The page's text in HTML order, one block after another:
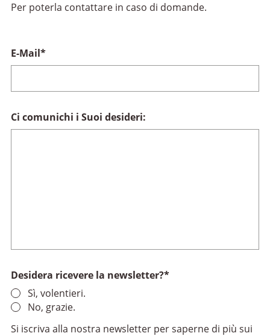
Per poterla contattare in caso di domande.
E-Mail*
Ci comunichi i Suoi desideri:
Desidera ricevere la newsletter?*
Sì, volentieri.
No, grazie.
Si iscriva alla nostra newsletter per saperne di più sui